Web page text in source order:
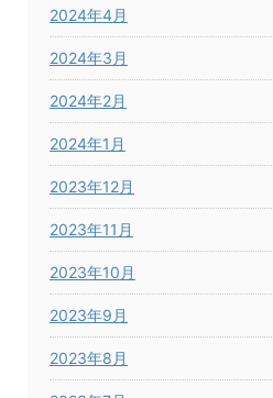
2024年4月
2024年3月
2024年2月
2024年1月
2023年12月
2023年11月
2023年10月
2023年9月
2023年8月